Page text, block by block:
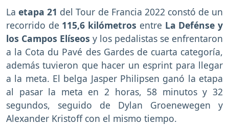
La etapa 21 del Tour de Francia 2022 constó de un
recorrido de 115,6 kilómetros entre La Defénse y
los Campos Elíseos y los pedalistas se enfrentaron
a la Cota du Pavé des Gardes de cuarta categoría,
además tuvieron que hacer un esprint para llegar
a la meta. El belga Jasper Philipsen ganó la etapa
al pasar la meta en 2 horas, 58 minutos y 32
segundos, seguido de Dylan Groenewegen y
Alexander Kristoff con el mismo tiempo.